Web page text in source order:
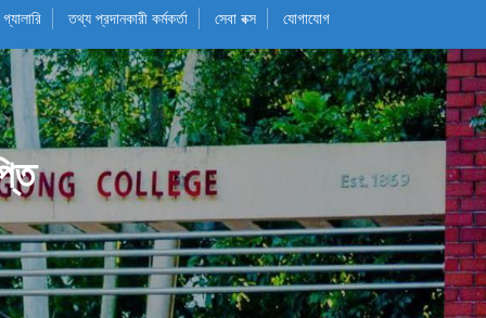
গ্যালারি তথ্য প্রদানকারী কর্মকর্তা সেবা বক্স যোগাযোগ